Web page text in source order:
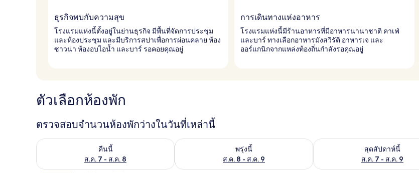
ธุรกิจพบกับความสุข
โรงแรมแห่งนี้ตั้งอยู่ในย่านธุรกิจ มีพื้นที่จัดการประชุม
และห้องประชุม และมีบริการสปาเพื่อการผ่อนคลาย ห้อง
ซาวน่า ห้องอบไอน้ำ และบาร์ รอคอยคุณอยู่
การเดินทางแห่งอาหาร
โรงแรมแห่งนี้มีร้านอาหารที่มีอาหารนานาชาติ คาเฟ่
และบาร์ ทางเลือกอาหารมังสวิรัติ อาหารเจ และ
ออร์แกนิกจากแหล่งท้องถิ่นกำลังรอคุณอยู่
ตัวเลือกห้องพัก
ตรวจสอบจำนวนห้องพักว่างในวันที่เหล่านี้
คืนนี้
ส.ค. 7 - ส.ค. 8
ตรวจสอบจำนวนห้องพักว่างในคืนนี้ ส.ค. 7 - ส.ค. 8
พรุ่งนี้
ส.ค. 8 - ส.ค. 9
ตรวจสอบจำนวนห้องพักว่างในพรุ่งนี้ ส.ค. 8 - ส.ค. 9
สุดสัปดาห์นี้
ส.ค. 7 - ส.ค. 9
ตรวจสอบจำนวนห้องพักว่างใ